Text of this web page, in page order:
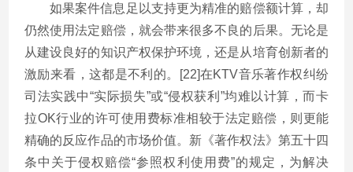
如果案件信息足以支持更为精准的赔偿额计算，却
仍然使用法定赔偿，就会带来很多不良的后果。无论是
从建设良好的知识产权保护环境，还是从培育创新者的
激励来看，这都是不利的。[22]在KTV音乐著作权纠纷
司法实践中“实际损失”或“侵权获利”均难以计算，而卡
拉OK行业的许可使用费标准相较于法定赔偿，则更能
精确的反应作品的市场价值。新《著作权法》第五十四
条中关于侵权赔偿“参照权利使用费”的规定，为解决